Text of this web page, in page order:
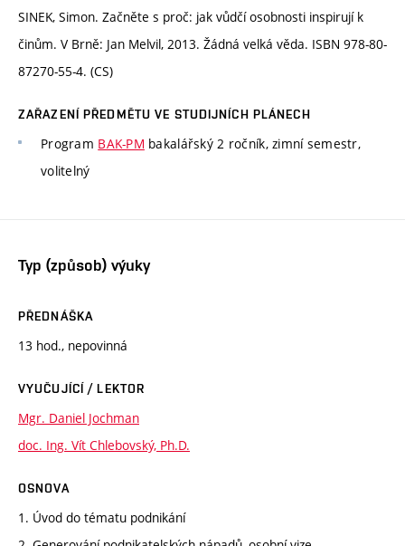
SINEK, Simon. Začněte s proč: jak vůdčí osobnosti inspirují k
činům. V Brně: Jan Melvil, 2013. Žádná velká věda. ISBN 978-80-
87270-55-4. (CS)
ZAŘAZENÍ PŘEDMĚTU VE STUDIJNÍCH PLÁNECH
Program BAK-PM bakalářský 2 ročník, zimní semestr,
volitelný
Typ (způsob) výuky
PŘEDNÁŠKA
13 hod., nepovinná
VYUČUJÍCÍ / LEKTOR
Mgr. Daniel Jochman
doc. Ing. Vít Chlebovský, Ph.D.
OSNOVA
1. Úvod do tématu podnikání